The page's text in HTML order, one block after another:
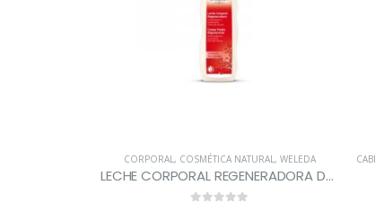
CORPORAL , COSMÉTICA NATURAL , WELEDA
LECHE CORPORAL REGENERADORA DE GRANADA